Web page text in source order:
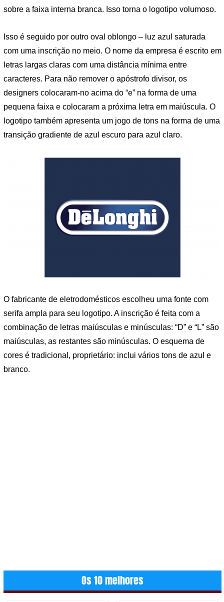
sobre a faixa interna branca. Isso torna o logotipo volumoso.
Isso é seguido por outro oval oblongo – luz azul saturada
com uma inscrição no meio. O nome da empresa é escrito em
letras largas claras com uma distância mínima entre
caracteres. Para não remover o apóstrofo divisor, os
designers colocaram-no acima do “e” na forma de uma
pequena faixa e colocaram a próxima letra em maiúscula. O
logotipo também apresenta um jogo de tons na forma de uma
transição gradiente de azul escuro para azul claro.
O fabricante de eletrodomésticos escolheu uma fonte com
serifa ampla para seu logotipo. A inscrição é feita com a
combinação de letras maiúsculas e minúsculas: “D” e “L” são
maiúsculas, as restantes são minúsculas. O esquema de
cores é tradicional, proprietário: inclui vários tons de azul e
branco.
Os 10 melhores